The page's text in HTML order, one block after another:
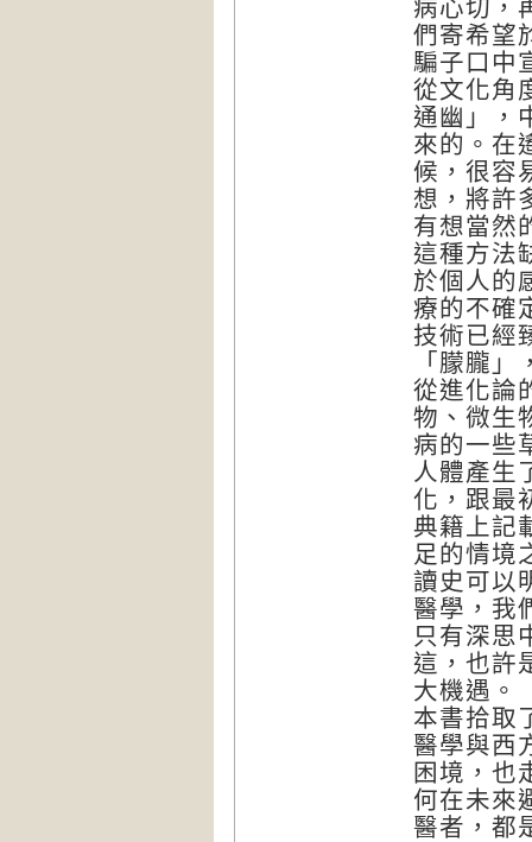
病心切，
們寄希望
騙子口中
從文化角
通幽」，
來的。在
候，很容
想，將許
有想當然
這種方法
於個人的
療的不確
技術已經
「朦朧
從進化論
物、微生
病的一些
人體產生
化，跟最
典籍上記
足的情
讀史可以
醫學，我
只有深思
這，也許
大機遇。
本書拾取
醫學與西
困境，也
何在未來
醫者，都